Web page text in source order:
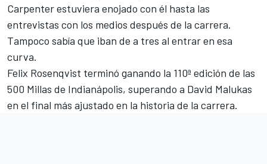
Carpenter estuviera enojado con él hasta las
entrevistas con los medios después de la carrera.
Tampoco sabía que iban de a tres al entrar en esa
curva.
Felix Rosenqvist terminó ganando la 110ª edición de las
500 Millas de Indianápolis, superando a David Malukas
en el final más ajustado en la historia de la carrera.